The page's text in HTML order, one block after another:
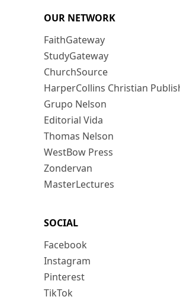
OUR NETWORK
FaithGateway
StudyGateway
ChurchSource
HarperCollins Christian
Grupo Nelson
Editorial Vida
Thomas Nelson
WestBow Press
Zondervan
MasterLectures
SOCIAL
Facebook
Instagram
Pinterest
TikTok